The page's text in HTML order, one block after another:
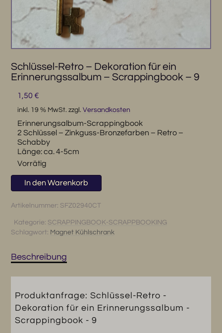
Schlüssel-Retro – Dekoration für ein
Erinnerungssalbum – Scrappingbook – 9
1,50 €
inkl. 19 % MwSt. zzgl. Versandkosten
Erinnerungsalbum-Scrappingbook
2 Schlüssel – Zinkguss-Bronzefarben – Retro –
Schabby
Länge: ca. 4-5cm
Vorrätig
Schlüssel-
Retro
-
für
ein
-
-
Menge
In den Warenkorb
Artikelnummer: SFZ02940CT
Kategorie: SCRAPPINGBOOK-SCRAPPBOOKING
Schlagwort: Magnet Kühlschrank
Beschreibung
Produktanfrage: Schlüssel-Retro -
Dekoration für ein Erinnerungssalbum -
Scrappingbook - 9